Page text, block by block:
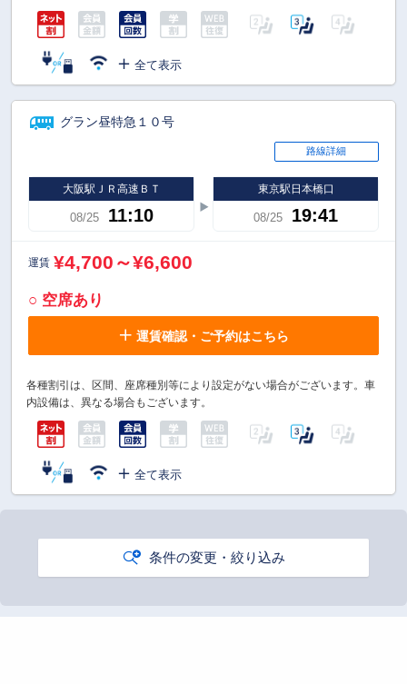
全て表示
グラン昼特急１０号
路線詳細
大阪駅ＪＲ高速ＢＴ
08/25 11:10
東京駅日本橋口
08/25 19:41
運賃 ¥4,700～¥6,600
○ 空席あり
運賃確認・ご予約はこちら
各種割引は、区間、座席種別等により設定がない場合がございます。車
内設備は、異なる場合もございます。
全て表示
条件の変更・絞り込み